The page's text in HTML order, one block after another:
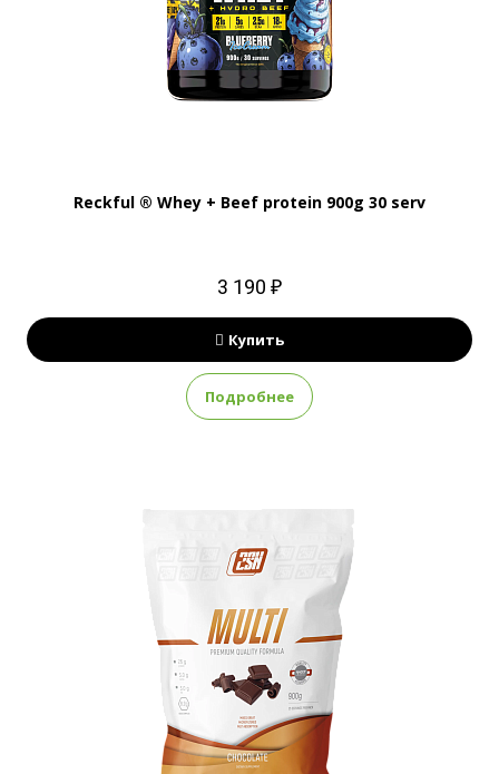
Reckful ® Whey + Beef protein 900g 30 serv
3 190 ₽
Купить
Подробнее